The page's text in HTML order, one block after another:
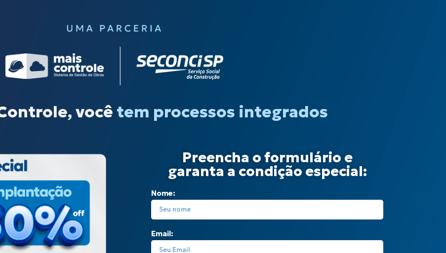
você tem processos integrados
tem dados centralizados
Preencha o formulário e
garanta a condição especial:
Nome:
Email: